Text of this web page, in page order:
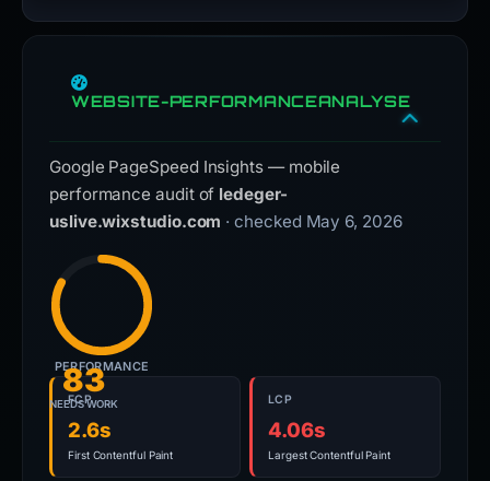
WEBSITE-PERFORMANCEANALYSE
Google PageSpeed Insights — mobile
performance audit of ledeger-
uslive.wixstudio.com · checked May 6, 2026
83
NEEDS WORK
PERFORMANCE
FCP
2.6s
First Contentful Paint
LCP
4.06s
Largest Contentful Paint